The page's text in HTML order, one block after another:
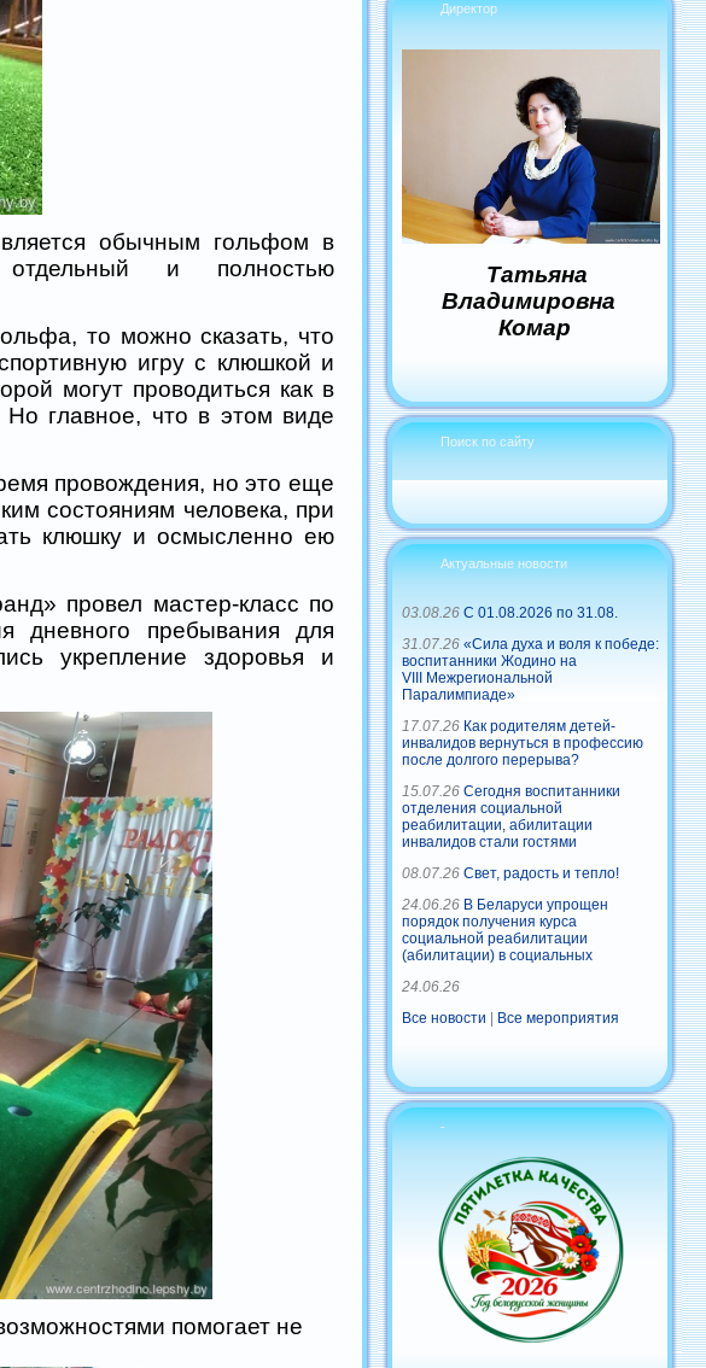
обычным гольфом в
и полностью
то можно сказать, что
игру с клюшкой и
могут проводиться как в
главное, что в этом виде
провождения, но это еще
состояниям человека, при
клюшку и осмысленно ею
провел мастер-класс по
дневного пребывания для
укрепление здоровья и
помогает не
Директор
Татьяна
Владимировна
Комар
Поиск по сайту
Актуальные новости
03.08.26 С 01.08.2026 по 31.08.
31.07.26 «Сила духа и воля к победе:
воспитанники Жодино на
VIII Межрегиональной
Паралимпиаде»
17.07.26 Как родителям детей-
инвалидов вернуться в профессию
после долгого перерыва?
15.07.26 Сегодня воспитанники
отделения социальной
реабилитации, абилитации
инвалидов стали гостями
08.07.26 Свет, радость и тепло!
24.06.26 В Беларуси упрощен
порядок получения курса
социальной реабилитации
(абилитации) в социальных
24.06.26
Все новости
Все мероприятия
-